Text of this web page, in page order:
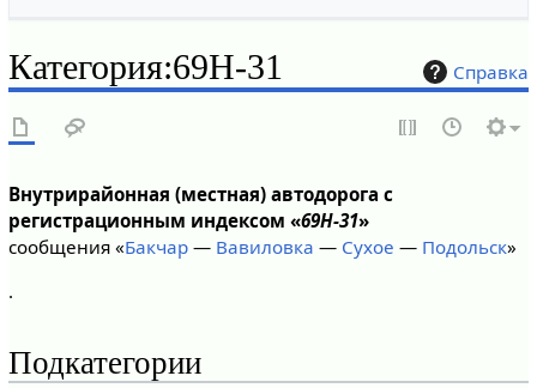
Справка
Категория:69Н-31
Внутрирайонная (местная) автодорога с
регистрационным индексом «69Н-31»
сообщения «Бакчар— Вавиловка — Сухое — Подольск»
.
Подкатегории